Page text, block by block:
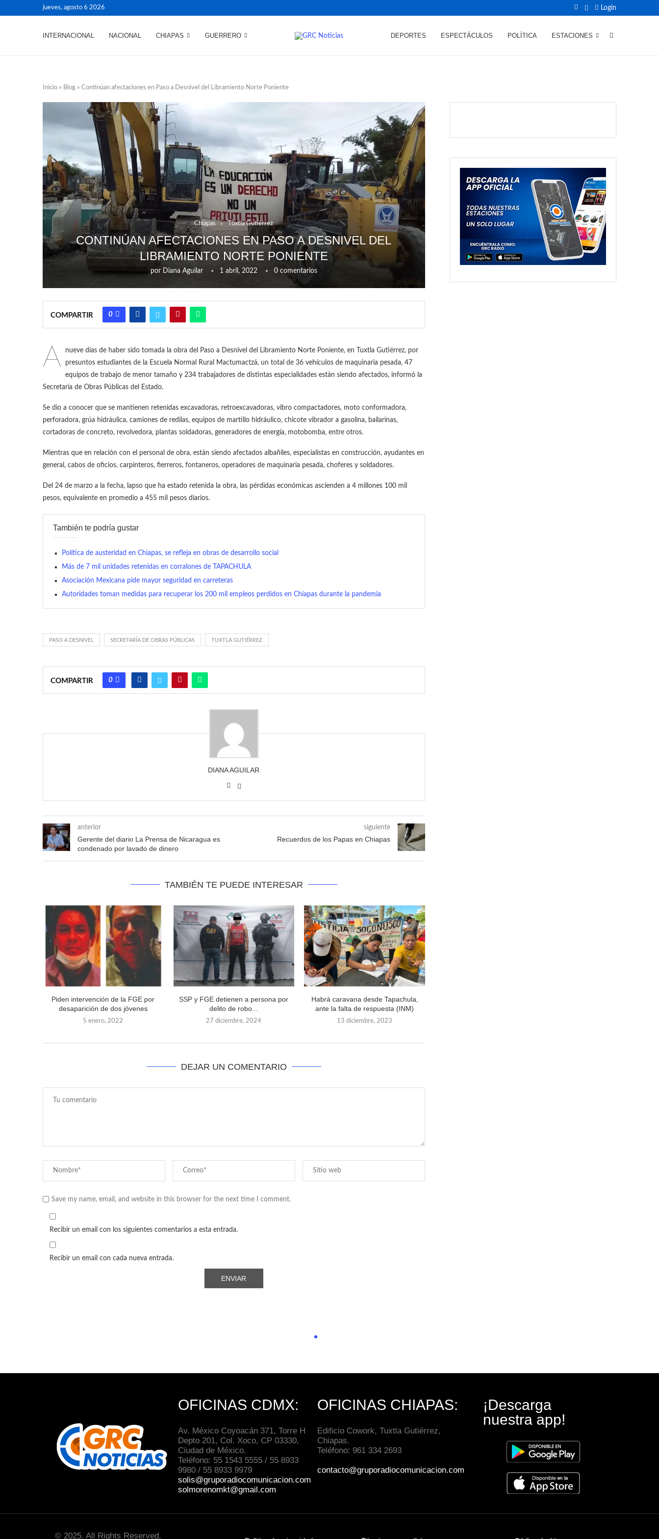
jueves, agosto 6 2026 Login
INTERNACIONAL NACIONAL CHIAPAS GUERRERO DEPORTES ESPECTÁCULOS POLÍTICA ESTACIONES
Inicio » Blog » Continúan afectaciones en Paso a Desnivel del Libramiento Norte Poniente
Chiapas Tuxtla Gutiérrez
CONTINÚAN AFECTACIONES EN PASO A DESNIVEL DEL
LIBRAMIENTO NORTE PONIENTE
por Diana Aguilar 1 abril, 2022 0 comentarios
COMPARTIR 0
A
nueve días de haber sido tomada la obra del Paso a Desnivel del Libramiento Norte Poniente, en Tuxtla Gutiérrez, por
presuntos estudiantes de la Escuela Normal Rural Mactumactzá, un total de 36 vehículos de maquinaria pesada, 47
equipos de trabajo de menor tamaño y 234 trabajadores de distintas especialidades están siendo afectados, informó la
Secretaría de Obras Públicas del Estado.
Se dio a conocer que se mantienen retenidas excavadoras, retroexcavadoras, vibro compactadores, moto conformadora,
perforadora, grúa hidráulica, camiones de redilas, equipos de martillo hidráulico, chicote vibrador a gasolina, bailarinas,
cortadoras de concreto, revolvedora, plantas soldadoras, generadores de energía, motobomba, entre otros.
Mientras que en relación con el personal de obra, están siendo afectados albañiles, especialistas en construcción, ayudantes en
general, cabos de oficios, carpinteros, fierreros, fontaneros, operadores de maquinaria pesada, choferes y soldadores.
Del 24 de marzo a la fecha, lapso que ha estado retenida la obra, las pérdidas económicas ascienden a 4 millones 100 mil
pesos, equivalente en promedio a 455 mil pesos diarios.
También te podría gustar
Política de austeridad en Chiapas, se refleja en obras de desarrollo social
Más de 7 mil unidades retenidas en corralones de TAPACHULA
Asociación Mexicana pide mayor seguridad en carreteras
Autoridades toman medidas para recuperar los 200 mil empleos perdidos en Chiapas durante la pandemia
PASO A DESNIVEL SECRETARÍA DE OBRAS PÚBLICAS TUXTLA GUTIÉRREZ
COMPARTIR 0
DIANA AGUILAR
anterior
Gerente del diario La Prensa de Nicaragua es
condenado por lavado de dinero
siguiente
Recuerdos de los Papas en Chiapas
TAMBIÉN TE PUEDE INTERESAR
Piden intervención de la FGE por
desaparición de dos jóvenes
5 enero, 2022
SSP y FGE detienen a persona por
delito de robo...
27 diciembre, 2024
Habrá caravana desde Tapachula,
ante la falta de respuesta (INM)
13 diciembre, 2023
DEJAR UN COMENTARIO
Save my name, email, and website in this browser for the next time I comment.
Recibir un email con los siguientes comentarios a esta entrada.
Recibir un email con cada nueva entrada.
OFICINAS CDMX:
Av. México Coyoacán 371, Torre H
Depto 201, Col. Xoco, CP 03330,
Ciudad de México.
Teléfono: 55 1543 5555 / 55 8933
9980 / 55 8933 9979
solis@gruporadiocomunicacion.com
solmorenomkt@gmail.com
OFICINAS CHIAPAS:
Edificio Cowork, Tuxtla Gutiérrez,
Chiapas.
Teléfono: 961 334 2693
contacto@gruporadiocomunicacion.com
¡Descarga
nuestra app!
© 2025. All Rights Reserved.